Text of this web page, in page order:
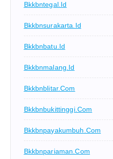
Bkkbntegal.id
Bkkbnsurakarta.id
Bkkbnbatu.id
Bkkbnmalang.id
Bkkbnblitar.com
Bkkbnbukittinggi.com
Bkkbnpayakumbuh.com
Bkkbnpariaman.com